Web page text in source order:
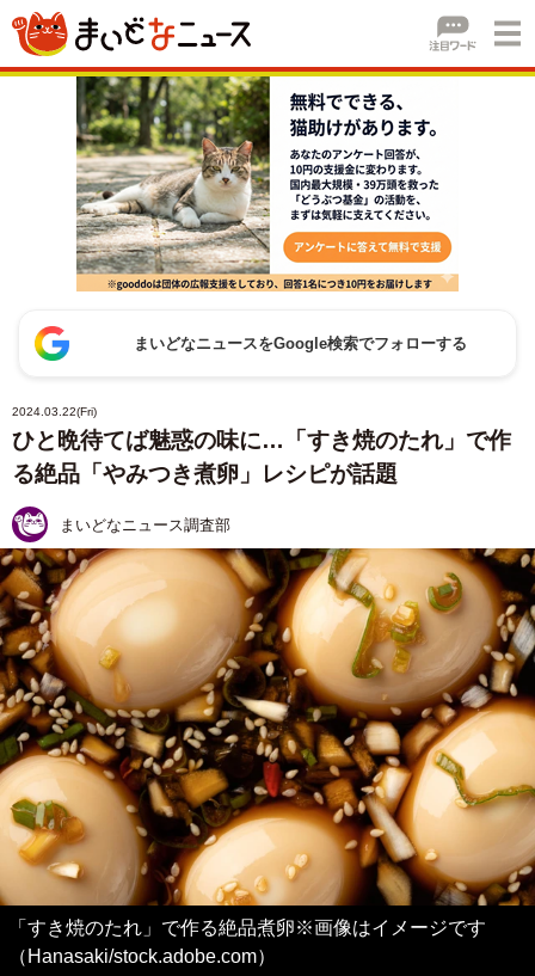
まいどなニュースをGoogle検索でフォローする
2024.03.22(Fri)
ひと晩待てば魅惑の味に…「すき焼のたれ」で作
る絶品「やみつき煮卵」レシピが話題
まいどなニュース調査部
「すき焼のたれ」で作る絶品煮卵※画像はイメージです
（Hanasaki/stock.adobe.com）